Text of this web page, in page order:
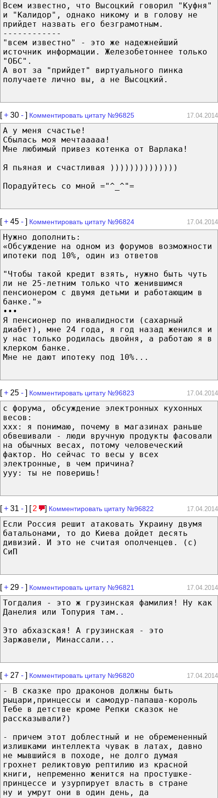
Всем известно, что Высоцкий говорил "Куфня"
и "Калидор", однако никому и в голову не
прийдет назвать его безграмотным.
------------
"всем известно" - это же надежнейший
источник информации. Железобетоннее только
"ОБС".
А вот за "прийдет" виртуального пинка
получаете лично вы, а не Высоцкий.
[+ 30 - ] Комментировать цитату №96825 17.04.2014
А у меня счастье!
Сбылась моя мечтааааа!
Мне любимый привез котенка от Варлака!
Я пьяная и счастливая ))))))))))))))
Порадуйтесь со мной ="^_^"=
[+ 45 - ] Комментировать цитату №96824 17.04.2014
Нужно дополнить:
«Обсуждение на одном из форумов возможности
ипотеки под 10%, один из ответов
"Чтобы такой кредит взять, нужно быть чуть
ли не 25-летним только что женившимся
пенсионером с двумя детьми и работающим в
банке."»
•••
Я пенсионер по инвалидности (сахарный
диабет), мне 24 года, я год назад женился и
у нас только родилась двойня, а работаю я в
клерком банке.
Мне не дают ипотеку под 10%...
[+ 25 - ] Комментировать цитату №96823 17.04.2014
с форума, обсуждение электронных кухонных
весов:
ххх: я понимаю, почему в магазинах раньше
обвешивали - люди вручную продукты фасовали
на обычных весах, потому человеческий
фактор. Но сейчас то весы у всех
электронные, в чем причина?
ууу: ты не поверишь!
[+ 31 - ] [ 2 ] Комментировать цитату №96822 17.04.2014
Если Россия решит атаковать Украину двумя
батальонами, то до Киева дойдет десять
дивизий. И это не считая ополченцев. (с)
СиП
[+ 29 - ] Комментировать цитату №96821 17.04.2014
Тогдалия - это ж грузинская фамилия! Ну как
Данелия или Топурия там..
Это абхазская! А грузинская - это
Заржавели, Минассали...
[+ 27 - ] Комментировать цитату №96820 17.04.2014
- В сказке про драконов должны быть
рыцари,принцессы и самодур-папаша-король
Тебе в детстве кроме Репки сказок не
рассказывали?)
- причем этот доблестный и не обремененный
излишками интеллекта чувак в латах, давно
не мывшийся в походе, не долго думая
грохнет реликтовую рептилию из красной
книги, непременно женится на простушке-
принцессе и узурпирует власть в стране
ну и умрут они в один день, да